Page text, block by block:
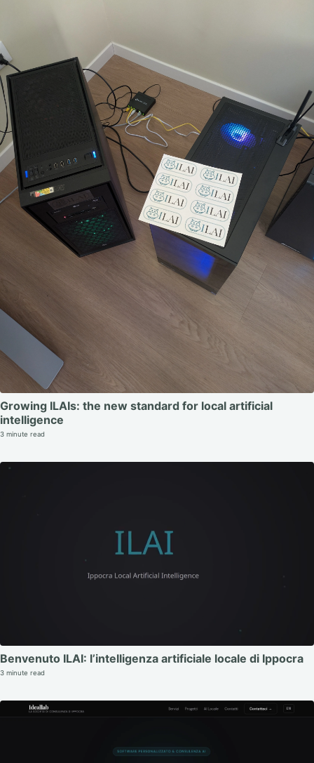
Growing ILAIs: the new standard for local artificial
intelligence
3 minute read
Benvenuto ILAI: l’intelligenza artificiale locale di Ippocra
3 minute read